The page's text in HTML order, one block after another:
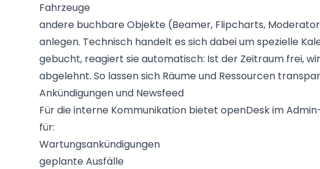
Fahrzeuge
andere buchbare Objekte (Beamer, Flipcharts,
anlegen. Technisch handelt es sich dabei um spezielle
gebucht, reagiert sie automatisch: Ist der Zeitraum frei,
abgelehnt. So lassen sich Räume und Ressourcen
Ankündigungen und Newsfeed
Für die interne Kommunikation bietet openDesk im
für:
Wartungsankündigungen
geplante Ausfälle